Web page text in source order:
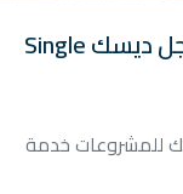
ماكينات غسيل سجاد وارضيات سنجل ديسك Single
للمشروعات خدمة